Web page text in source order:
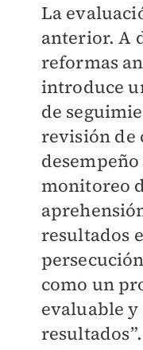
La
anterior. A
reformas
introduce
de
revisión de
monitoreo
resultados
como un
evaluable
resultados”.